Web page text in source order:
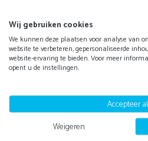
voor beleving? Dan is Le Freak
Veelgestelde vragen
Wat is de prijs van Le Freak?
Hoe lang treedt Le Freak op?
Zijn er nog bijkomende
Wij gebruiken cookies
We kunnen deze plaatsen voor analyse van
website te verbeteren, gepersonaliseerde
website-ervaring te bieden. Voor meer
opent u de instellingen.
Accepteer
Weigeren